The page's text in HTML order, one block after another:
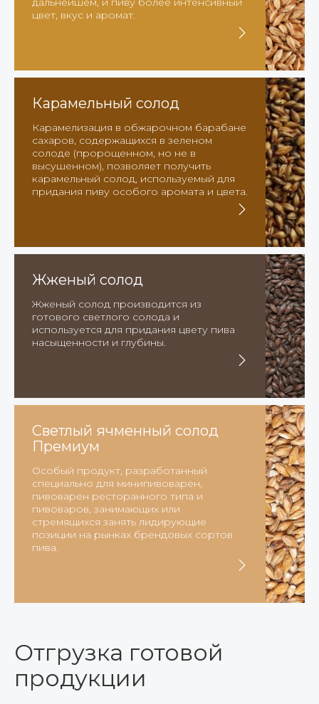
цвет, вкус и аромат.
Карамельный солод
Карамелизация в обжарочном барабане
сахаров, содержащихся в зеленом
солоде (пророщенном, но не в
высушенном), позволяет получить
карамельный солод, используемый для
придания пиву особого аромата и цвета.
Жженый солод
Жженый солод производится из
готового светлого солода и
используется для придания цвету пива
насыщенности и глубины.
Светлый ячменный солод
Премиум
Особый продукт, разработанный
специально для минипивоварен,
пивоварен ресторанного типа и
пивоваров, занимающих или
стремящихся занять лидирующие
позиции на рынках брендовых сортов
пива.
Отгрузка готовой
продукции